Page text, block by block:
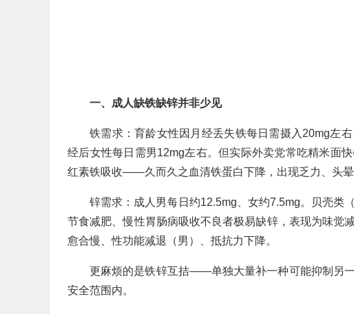
一、成人缺铁缺锌并非少见
铁需求：育龄女性因月经丢失铁每日需摄入20mg左
经后女性每日需男12mg左右。但实际外卖党常吃精米面
红素铁吸收——久而久之血清铁蛋白下降，出现乏力、头晕
锌需求：成人男每日约12.5mg、女约7.5mg。贝壳类
节食减肥、慢性胃肠病吸收不良者极易缺锌，表现为味觉
愈合慢、性功能减退（男）、抵抗力下降。
更麻烦的是铁锌互拮——单独大量补一种可能抑制另
安全范围内。